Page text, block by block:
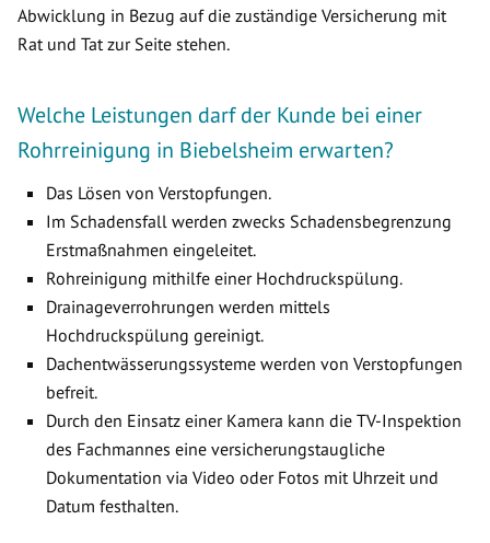
Abwicklung in Bezug auf die zuständige Versicherung mit
Rat und Tat zur Seite stehen.
Welche Leistungen darf der Kunde bei einer
Rohrreinigung in Biebelsheim erwarten?
Das Lösen von Verstopfungen.
Im Schadensfall werden zwecks Schadensbegrenzung
Erstmaßnahmen eingeleitet.
Rohreinigung mithilfe einer Hochdruckspülung.
Drainageverrohrungen werden mittels
Hochdruckspülung gereinigt.
Dachentwässerungssysteme werden von Verstopfungen
befreit.
Durch den Einsatz einer Kamera kann die TV-Inspektion
des Fachmannes eine versicherungstaugliche
Dokumentation via Video oder Fotos mit Uhrzeit und
Datum festhalten.